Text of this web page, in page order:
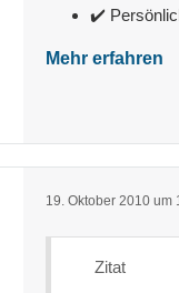
✔️
Mehr erfahren
19. Oktober 2010 um
Zitat